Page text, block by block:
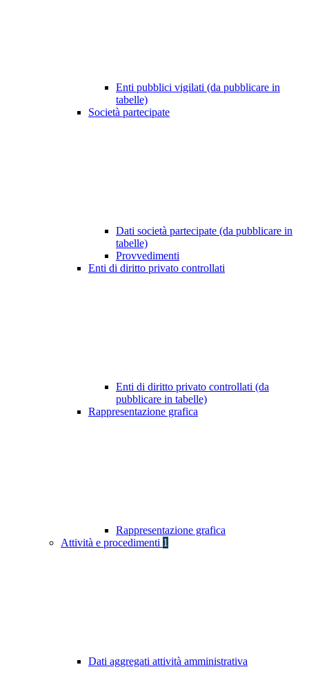
Enti pubblici vigilati (da pubblicare in
tabelle)
Società partecipate
Dati società partecipate (da pubblicare in
tabelle)
Provvedimenti
Enti di diritto privato controllati
Enti di diritto privato controllati (da
pubblicare in tabelle)
Rappresentazione grafica
Rappresentazione grafica
Attività e procedimenti 1
Dati aggregati attività amministrativa